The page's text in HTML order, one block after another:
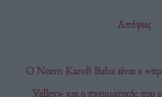
Απόψεις
Ο Neem Karoli Baba είναι ο
Valley» και ο πνευματικός που